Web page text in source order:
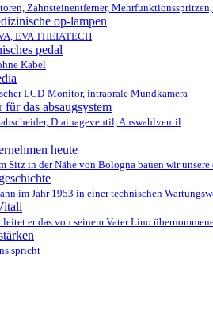
Zahnsteinentferner,
op-lampen
EVA THEIATECH
pedal
Kabel
LCD-Monitor, intraorale Mundkamera
für das absaugsystem
Drainageventil, Auswahlventil
heute
Sitz in der Nähe von Bologna bauen wir
im Jahr 1953 in einer technischen
leitet er das von seinem Vater Lino
spricht